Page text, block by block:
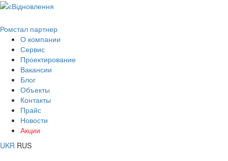
Ромстал партнер
О компании
Сервис
Проектирование
Вакансии
Блог
Объекты
Контакты
Прайс
Новости
Акции
UKR RUS